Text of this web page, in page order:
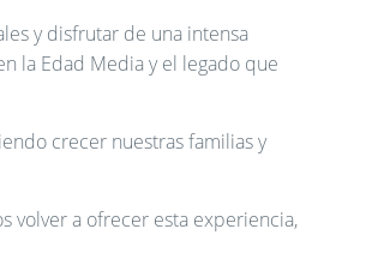
y disfrutar de una intensa
la Edad Media y el legado que
crecer nuestras familias y
volver a ofrecer esta experiencia,